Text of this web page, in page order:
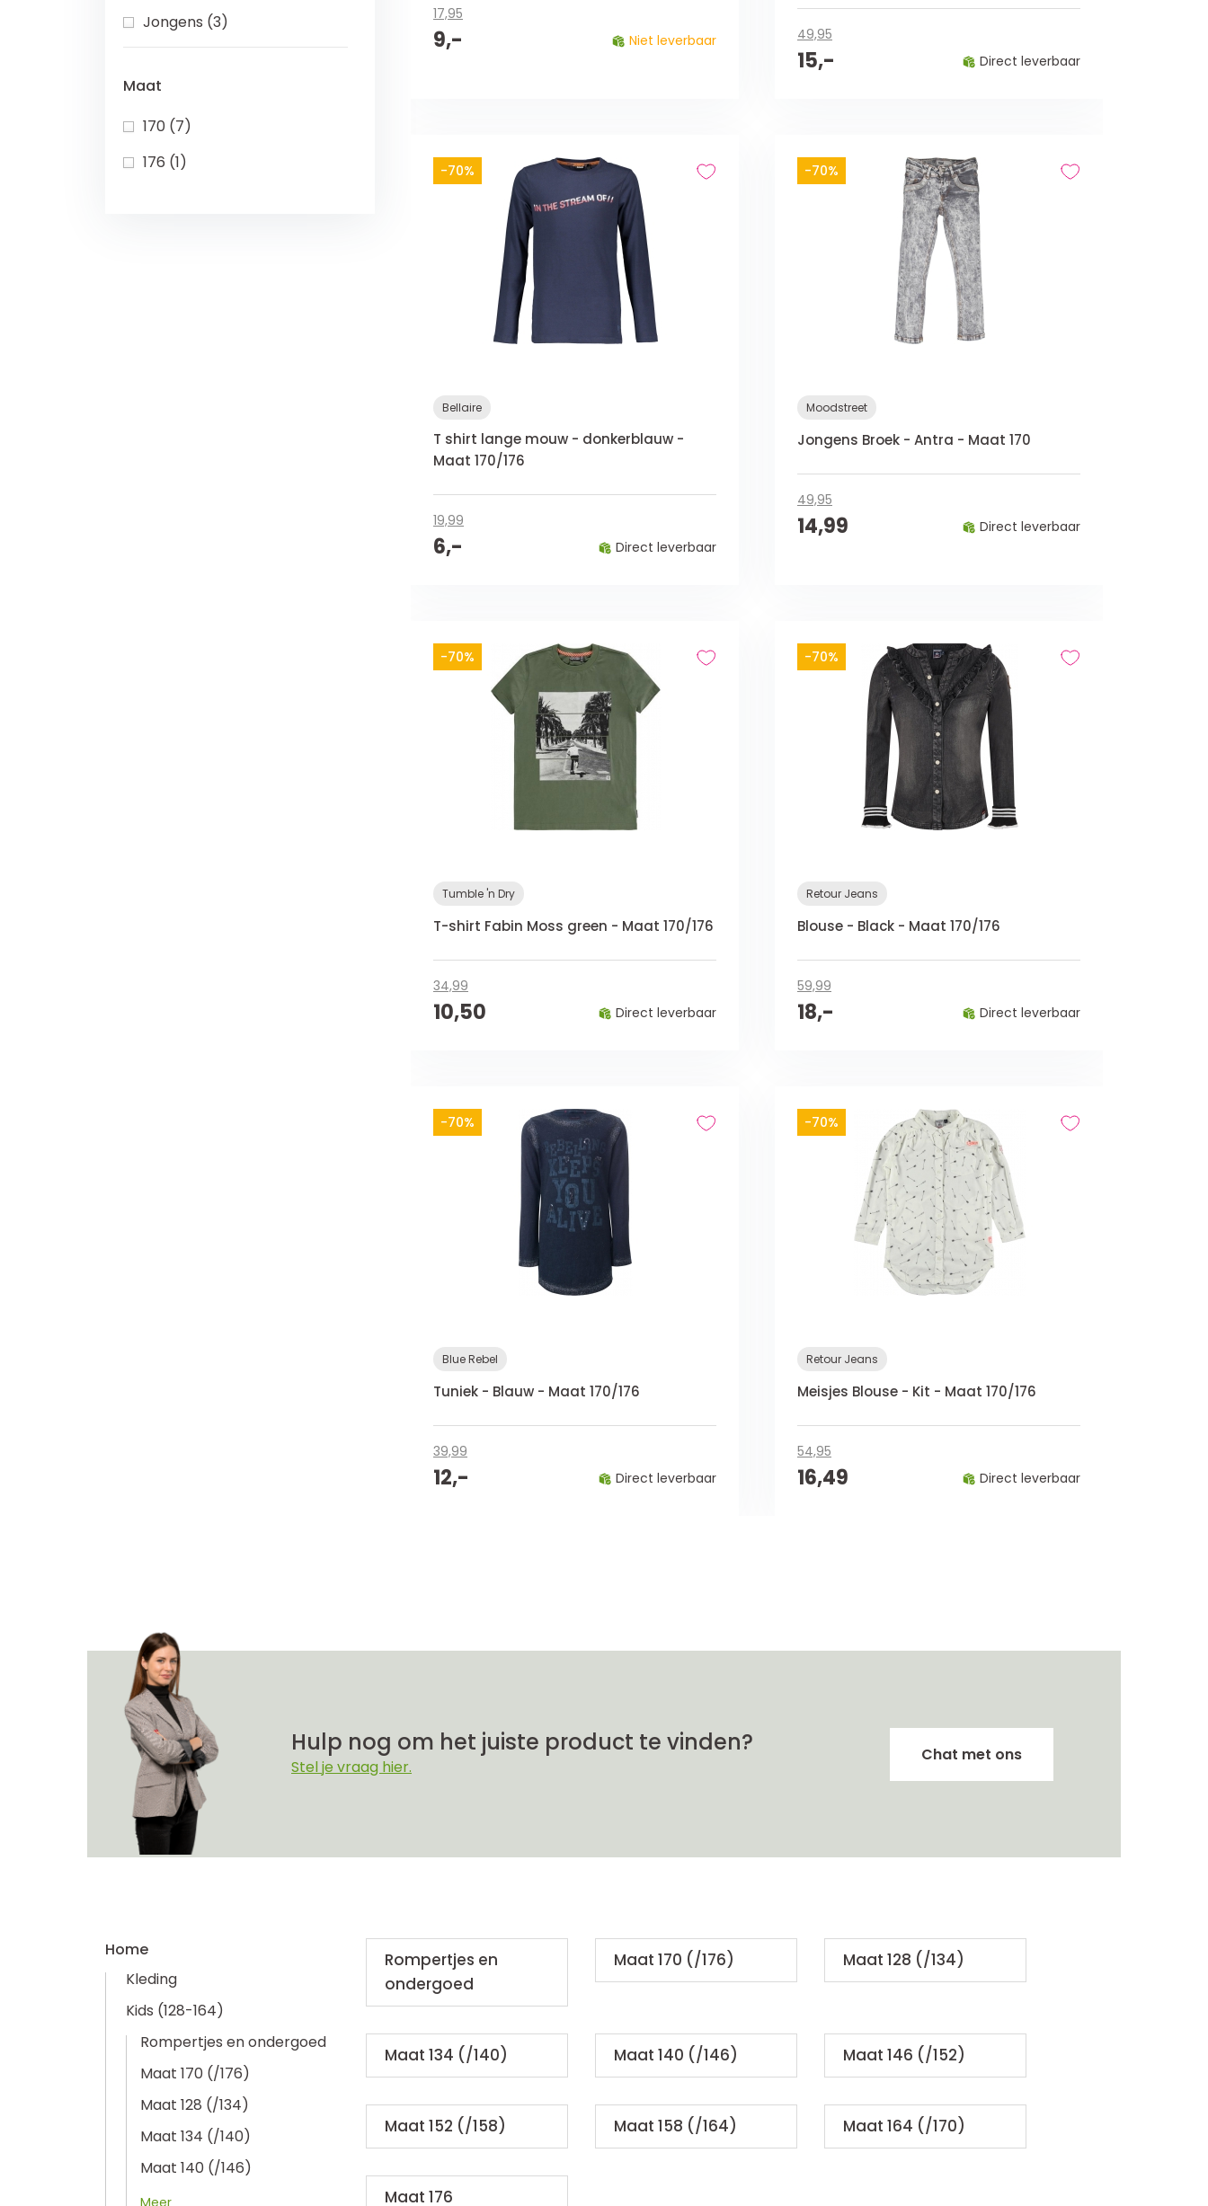
Jongens (3)
Maat
170 (7)
176 (1)
17,95
9,- Niet leverbaar 49,95
15,- Direct leverbaar
-70%
Bellaire
T shirt lange mouw - donkerblauw -
Maat 170/176
19,99
6,- Direct leverbaar
-70%
Moodstreet
Jongens Broek - Antra - Maat 170
49,95
14,99 Direct leverbaar
-70%
Tumble 'n Dry
T-shirt Fabin Moss green - Maat 170/176
34,99
10,50 Direct leverbaar
-70%
Retour Jeans
Blouse - Black - Maat 170/176
59,99
18,- Direct leverbaar
-70%
Blue Rebel
Tuniek - Blauw - Maat 170/176
39,99
12,- Direct leverbaar
-70%
Retour Jeans
Meisjes Blouse - Kit - Maat 170/176
54,95
16,49 Direct leverbaar
Hulp nog om het juiste product te vinden?
Stel je vraag hier.
Chat met ons
Home
Kleding
Kids (128-164)
Rompertjes en ondergoed
Maat 170 (/176)
Maat 128 (/134)
Maat 134 (/140)
Maat 140 (/146)
Meer
Rompertjes en
ondergoed
Maat 170 (/176) Maat 128 (/134)
Maat 134 (/140) Maat 140 (/146) Maat 146 (/152)
Maat 152 (/158) Maat 158 (/164) Maat 164 (/170)
Maat 176